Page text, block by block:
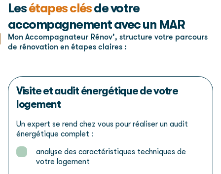
Lesétapes clésde votre
accompagnement avec un MAR
Mon Accompagnateur Rénov’, structure votre parcours
de rénovation en étapes claires :
Visite et audit énergétique de votre
logement
Un expert se rend chez vous pour réaliser un audit
énergétique complet :
analyse des caractéristiques techniques de
votre logement